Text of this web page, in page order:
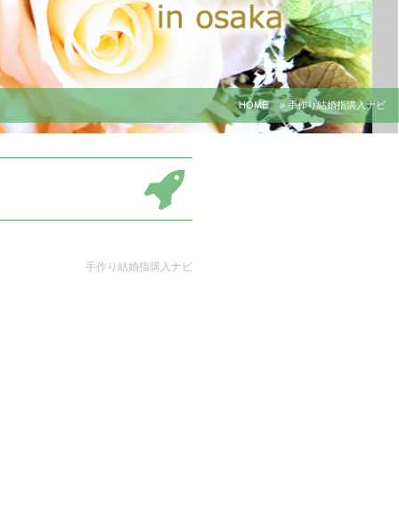
HOME » 手作り結婚指購入ナビ
手作り結婚指購入ナビ